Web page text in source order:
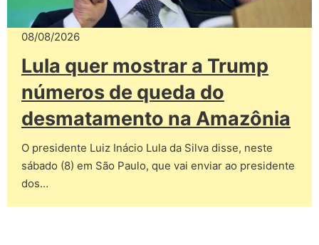
08/08/2026
Lula quer mostrar a Trump
números de queda do
desmatamento na Amazônia
O presidente Luiz Inácio Lula da Silva disse, neste
sábado (8) em São Paulo, que vai enviar ao presidente
dos…